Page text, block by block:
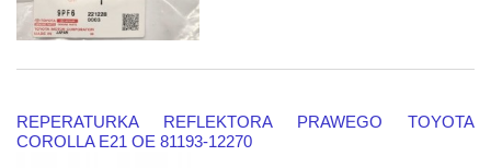
REPERATURKA REFLEKTORA PRAWEGO TOYOTA
COROLLA E21 OE 81193-12270